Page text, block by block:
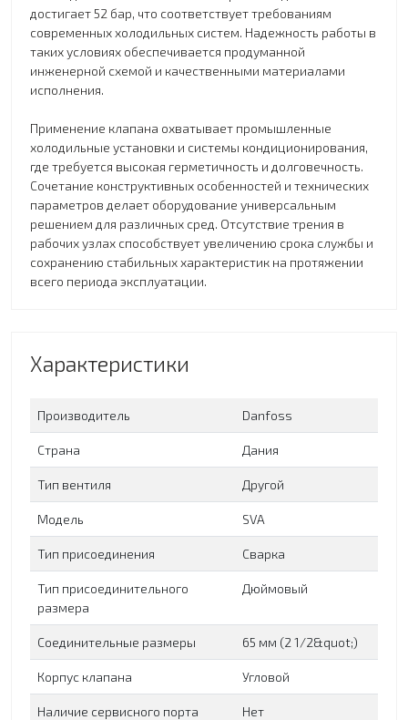
достигает 52 бар, что соответствует требованиям
современных холодильных систем. Надежность работы в
таких условиях обеспечивается продуманной
инженерной схемой и качественными материалами
исполнения.
Применение клапана охватывает промышленные
холодильные установки и системы кондиционирования,
где требуется высокая герметичность и долговечность.
Сочетание конструктивных особенностей и технических
параметров делает оборудование универсальным
решением для различных сред. Отсутствие трения в
рабочих узлах способствует увеличению срока службы и
сохранению стабильных характеристик на протяжении
всего периода эксплуатации.
Характеристики
Производитель Danfoss
Страна Дания
Тип вентиля Другой
Модель SVA
Тип присоединения Сварка
Тип присоединительного
размера
Дюймовый
Соединительные размеры 65 мм (2 1/2&quot;)
Корпус клапана Угловой
Наличие сервисного порта Нет